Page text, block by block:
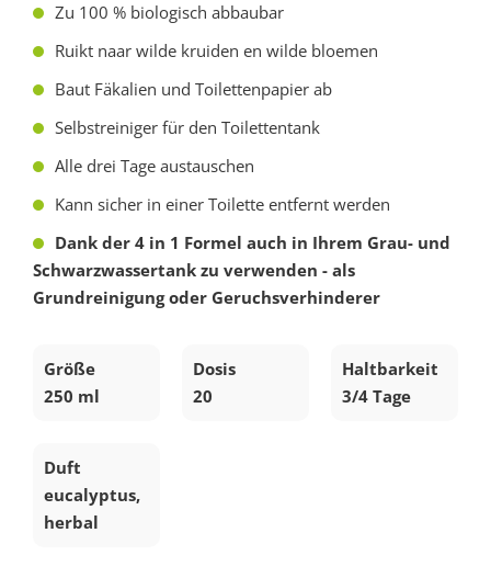
Zu 100 % biologisch abbaubar
Ruikt naar wilde kruiden en wilde bloemen
Baut Fäkalien und Toilettenpapier ab
Selbstreiniger für den Toilettentank
Alle drei Tage austauschen
Kann sicher in einer Toilette entfernt werden
Dank der 4 in 1 Formel auch in Ihrem Grau- und
Schwarzwassertank zu verwenden - als
Grundreinigung oder Geruchsverhinderer
Größe
250 ml
Dosis
20
Haltbarkeit
3/4 Tage
Duft
eucalyptus,
herbal